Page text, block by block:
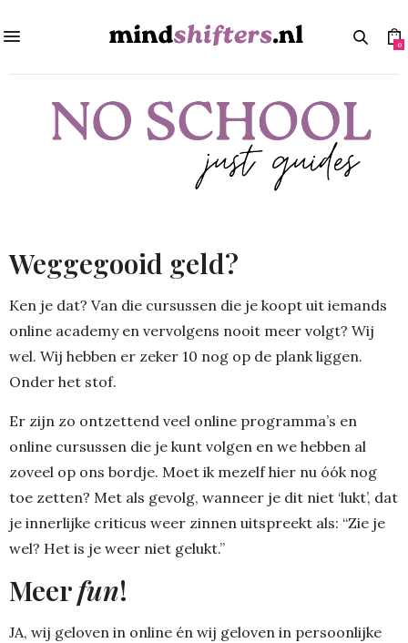
0
Weggegooid geld?
Ken je dat? Van die cursussen die je koopt uit iemands
online academy en vervolgens nooit meer volgt? Wij
wel. Wij hebben er zeker 10 nog op de plank liggen.
Onder het stof.
Er zijn zo ontzettend veel online programma’s en
online cursussen die je kunt volgen en we hebben al
zoveel op ons bordje. Moet ik mezelf hier nu óók nog
toe zetten? Met als gevolg, wanneer je dit niet ‘lukt’, dat
je innerlijke criticus weer zinnen uitspreekt als: “Zie je
wel? Het is je weer niet gelukt.”
Meerfun!
JA, wij geloven in online én wij geloven in persoonlijke